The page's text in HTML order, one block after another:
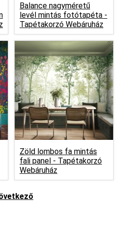
Balance nagyméretű
levél mintás fotótapéta -
Tapétakorzó Webáruház
Zöld lombos fa mintás
fali panel - Tapétakorzó
Webáruház